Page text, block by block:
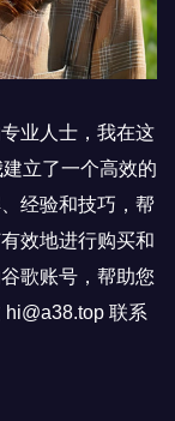
业人士，我在这
立了一个高效的
经验和技巧，帮
效地进行购买和
歌账号，帮助您
联系